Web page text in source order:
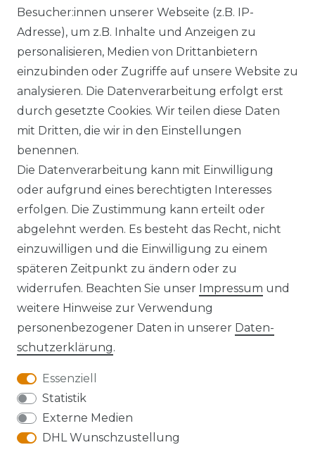
Besucher:innen unserer Webseite (z.B. IP-
Adresse), um z.B. Inhalte und Anzeigen zu
personalisieren, Medien von Drittanbietern
einzubinden oder Zugriffe auf unsere Website zu
analysieren. Die Datenverarbeitung erfolgt erst
durch gesetzte Cookies. Wir teilen diese Daten
mit Dritten, die wir in den Einstellungen
benennen.
Die Datenverarbeitung kann mit Einwilligung
oder aufgrund eines berechtigten Interesses
erfolgen. Die Zustimmung kann erteilt oder
abgelehnt werden. Es besteht das Recht, nicht
einzuwilligen und die Einwilligung zu einem
späteren Zeitpunkt zu ändern oder zu
widerrufen. Beachten Sie unser Impressum und
weitere Hinweise zur Verwendung
personenbezogener Daten in unserer Daten­
schutz­erklärung.
Essenziell
Statistik
Externe Medien
DHL Wunschzustellung
Impressum Daten­schutz­erklärung
AGB Barrierefreiheitserklärung
Widerrufs­recht
VERTRAG WIDERRUFEN Kontakt